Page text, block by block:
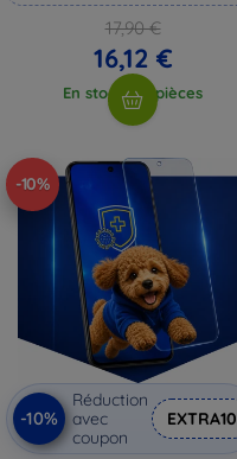
17,90 €
16,12 €
En stock > 5 pièces
-10%
-10%
Réduction
avec
coupon
EXTRA10